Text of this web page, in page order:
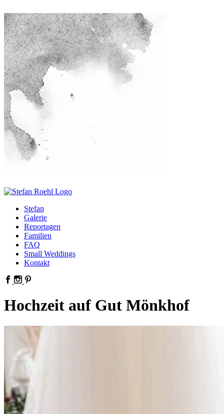
Stefan
Galerie
Reportagen
Familien
FAQ
Small Weddings
Kontakt
Hochzeit auf Gut Mönkhof